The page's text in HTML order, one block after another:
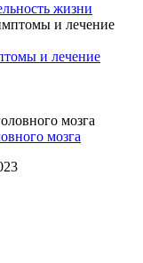
жизни
и лечение
мозга